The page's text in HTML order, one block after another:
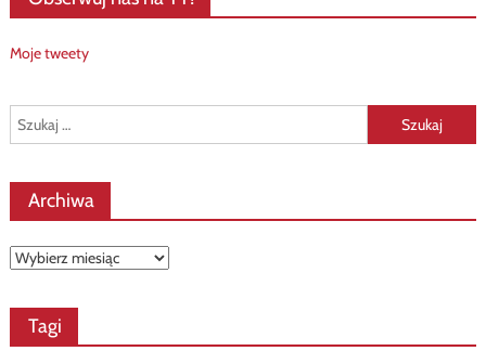
Moje tweety
Szukaj:
Archiwa
Archiwa
Tagi